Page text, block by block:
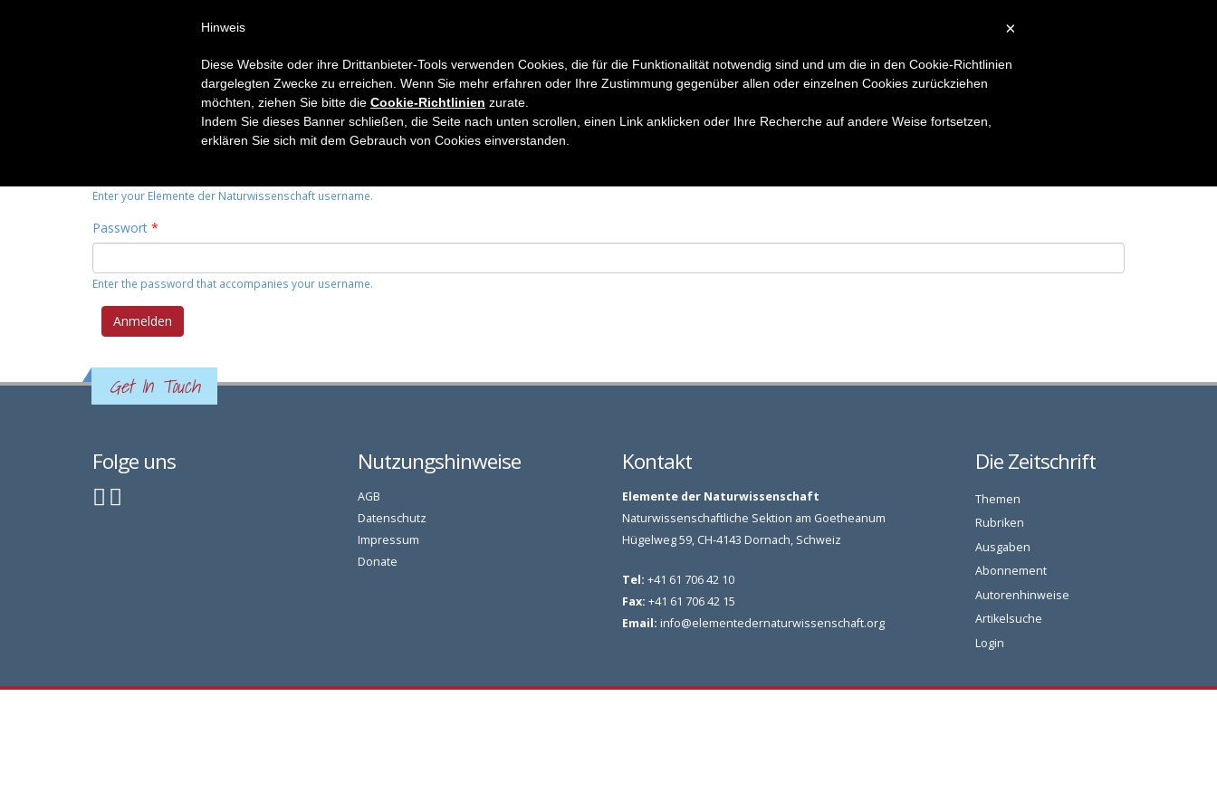
Primary tabs
(activeNeues Passwort anfordern
Enter your Elemente der Naturwissenschaft username.
Passwort *
Enter the password that accompanies your username.
Get In Touch
Folge uns Nutzungshinweise
AGB
Datenschutz
Impressum
Donate
Kontakt
Elemente der Naturwissenschaft
Naturwissenschaftliche Sektion am Goetheanum
Hügelweg 59, CH-4143 Dornach, Schweiz
Tel: +41 61 706 42 10
Fax: +41 61 706 42 15
Email: info@elementedernaturwissenschaft.org
Die Zeitschrift
Themen
Rubriken
Ausgaben
Abonnement
Autorenhinweise
Artikelsuche
Login
×
Hinweis
Diese Website oder ihre Drittanbieter-Tools verwenden Cookies, die für die Funktionalität notwendig sind und um die in den Cookie-Richtlinien
dargelegten Zwecke zu erreichen. Wenn Sie mehr erfahren oder Ihre Zustimmung gegenüber allen oder einzelnen Cookies zurückziehen
möchten, ziehen Sie bitte die Cookie-Richtlinien zurate.
Indem Sie dieses Banner schließen, die Seite nach unten scrollen, einen Link anklicken oder Ihre Recherche auf andere Weise fortsetzen,
erklären Sie sich mit dem Gebrauch von Cookies einverstanden.